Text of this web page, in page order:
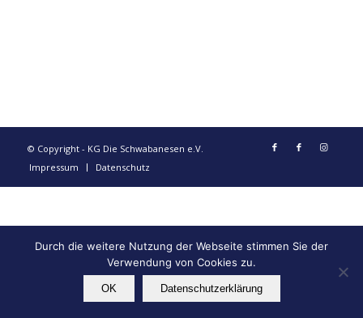
© Copyright - KG Die Schwabanesen e.V.
Impressum
Datenschutz
Durch die weitere Nutzung der Webseite stimmen Sie der
Verwendung von Cookies zu.
OK Datenschutzerklärung